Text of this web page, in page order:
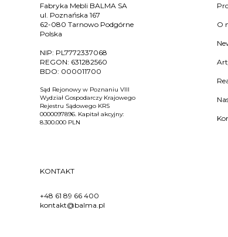
Fabryka Mebli BALMA SA
ul. Poznańska 167
62-080 Tarnowo Podgórne
Polska
NIP: PL7772337068
REGON: 631282560
BDO: 000011700
Sąd Rejonowy w Poznaniu VIII
Wydział Gospodarczy Krajowego
Rejestru Sądowego KRS
0000097896. Kapitał akcyjny:
8.300.000 PLN
KONTAKT
+48 61 89 66 400
kontakt@balma.pl
O